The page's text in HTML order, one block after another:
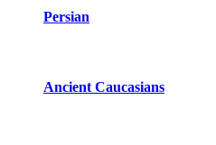
Persian
Ancient Caucasians